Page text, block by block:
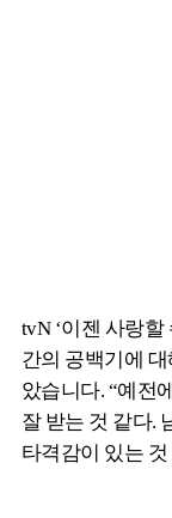
tvN ‘이젠 사랑할
간의 공백기에
았습니다. “예전
잘 받는 것 같다.
타격감이 있는